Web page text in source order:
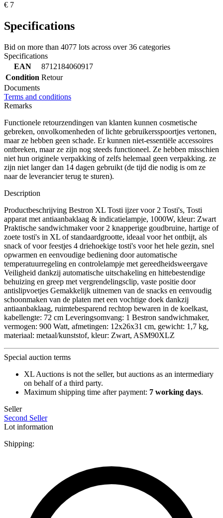
€ 7
Specifications
Bid on more than 4077 lots across over36 categories
Specifications
EAN
8712184060917
Condition Retour
Documents
Terms and conditions
Remarks
Functionele retourzendingen van klanten kunnen cosmetische
gebreken, onvolkomenheden of lichte gebruikersspoortjes vertonen,
maar ze hebben geen schade. Er kunnen niet-essentiële accessoires
ontbreken, maar ze zijn nog steeds functioneel. Ze hebben misschien
niet hun originele verpakking of zelfs helemaal geen verpakking. ze
zijn niet langer dan 14 dagen gebruikt (de tijd die nodig is om ze
naar de leverancier terug te sturen).
Description
Productbeschrijving Bestron XL Tosti ijzer voor 2 Tosti's, Tosti
apparat met antiaanbaklaag & indicatielampje, 1000W, kleur: Zwart
Praktische sandwichmaker voor 2 knapperige goudbruine, hartige of
zoete tosti's in XL of standaardgrootte, ideaal voor het ontbijt, als
snack of voor feestjes 4 driehoekige tosti's voor het hele gezin, snel
opwarmen en eenvoudige bediening door automatische
temperatuurregeling en controlelampje met gereedheidsweergave
Veiligheid dankzij automatische uitschakeling en hittebestendige
behuizing en greep met vergrendelingsclip, vaste positie door
antislipvoetjes Gemakkelijk uitnemen van de snacks en eenvoudig
schoonmaken van de platen met een vochtige doek dankzij
antiaanbaklaag, ruimtebesparend rechtop bewaren in de koelkast,
kabellengte: 72 cm Leveringsomvang: 1 Bestron sandwichmaker,
vermogen: 900 Watt, afmetingen: 12x26x31 cm, gewicht: 1,7 kg,
materiaal: metaal/kunststof, kleur: Zwart, ASM90XLZ
Special auction terms
XL Auctions is not the seller, but auctions as an intermediary
on behalf of a third party.
Maximum shipping time after payment: 7 working days.
Seller
Second Seller
Lot information
Shipping: